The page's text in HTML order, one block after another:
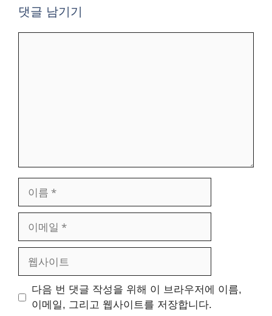
댓글 남기기
일
트
다음 번 댓글 작성을 위해 이 브라우저에 이름,
이메일, 그리고 웹사이트를 저장합니다.